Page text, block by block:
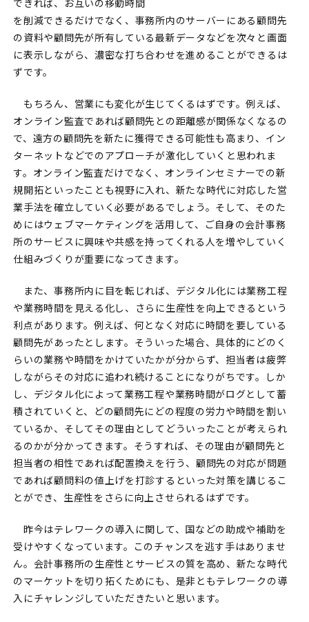
を削減できるだけでなく、事務所内のサーバーにある顧問先
の資料や顧問先が所有している最新データなどを次々と画面
に表示しながら、濃密な打ち合わせを進めることができるは
ずです。
もちろん、営業にも変化が生じてくるはずです。例えば、
オンライン監査であれば顧問先との距離感が関係なくなるの
で、遠方の顧問先を新たに獲得できる可能性も高まり、イン
ターネットなどでのアプローチが激化していくと思われま
す。オンライン監査だけでなく、オンラインセミナーでの新
規開拓といったことも視野に入れ、新たな時代に対応した営
業手法を確立していく必要があるでしょう。そして、そのた
めにはウェブマーケティングを活用して、ご自身の会計事務
所のサービスに興味や共感を持ってくれる人を増やしていく
仕組みづくりが重要になってきます。
また、事務所内に目を転じれば、デジタル化には業務工程
や業務時間を見える化し、さらに生産性を向上できるという
利点があります。例えば、何となく対応に時間を要している
顧問先があったとします。そういった場合、具体的にどのく
らいの業務や時間をかけていたかが分からず、担当者は疲弊
しながらその対応に追われ続けることになりがちです。しか
し、デジタル化によって業務工程や業務時間がログとして蓄
積されていくと、どの顧問先にどの程度の労力や時間を割い
ているか、そしてその理由としてどういったことが考えられ
るのかが分かってきます。そうすれば、その理由が顧問先と
担当者の相性であれば配置換えを行う、顧問先の対応が問題
であれば顧問料の値上げを打診するといった対策を講じるこ
とができ、生産性をさらに向上させられるはずです。
昨今はテレワークの導入に関して、国などの助成や補助を
受けやすくなっています。このチャンスを逃す手はありませ
ん。会計事務所の生産性とサービスの質を高め、新たな時代
のマーケットを切り拓くためにも、是非ともテレワークの導
入にチャレンジしていただきたいと思います。